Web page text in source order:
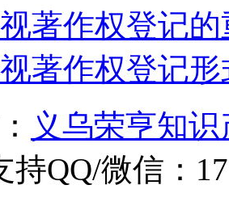
著作权登记
著作权登记
义乌荣亨知
持QQ/微信：